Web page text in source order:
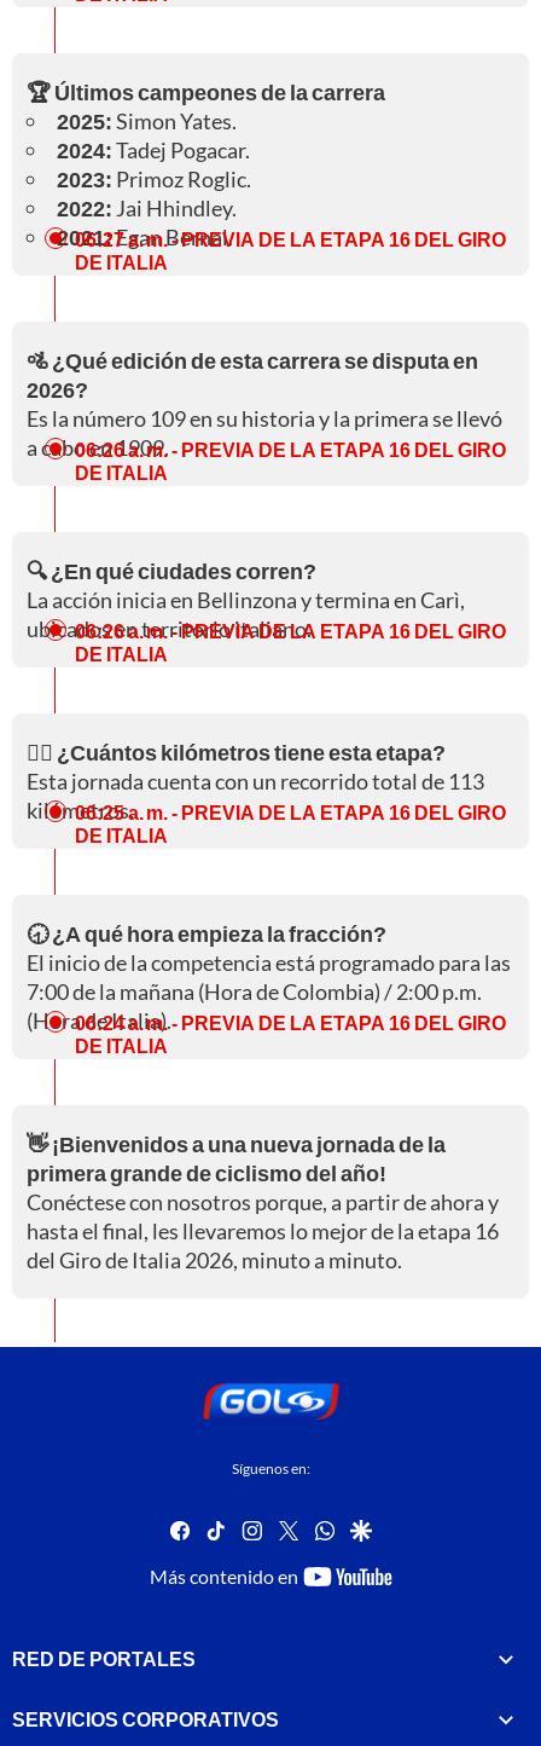
🏆 Últimos campeones de la carrera
2025:Simon Yates.
2024:Tadej Pogacar.
2023: Primoz Roglic.
2022: Jai Hhindley.
2021:Egan Bernal.
06:27 a. m.- PREVIA DE LA ETAPA 16 DEL GIRO
DE ITALIA
🚵 ¿Qué edición de esta carrera se disputa en
2026?
Es la número 109 en su historia y la primera se llevó
a cabo en 1909.
06:26 a. m.- PREVIA DE LA ETAPA 16 DEL GIRO
DE ITALIA
🔍 ¿En qué ciudades corren?
La acción inicia en Bellinzona y termina en Carì,
ubicados en territorio italiano.
06:26 a. m.- PREVIA DE LA ETAPA 16 DEL GIRO
DE ITALIA
🚵‍♀️ ¿Cuántos kilómetros tiene esta etapa?
Esta jornada cuenta con un recorrido total de 113
kilómetros.
06:25 a. m.- PREVIA DE LA ETAPA 16 DEL GIRO
DE ITALIA
🕣 ¿A qué hora empieza la fracción?
El inicio de la competencia está programado para las
7:00 de la mañana (Hora de Colombia) / 2:00 p.m.
(Hora de Italia).
06:24 a. m.- PREVIA DE LA ETAPA 16 DEL GIRO
DE ITALIA
👋 ¡Bienvenidos a una nueva jornada de la
primera grande de ciclismo del año!
Conéctese con nosotros porque, a partir de ahora y
hasta el final, les llevaremos lo mejor de la etapa 16
del Giro de Italia 2026, minuto a minuto.
Síguenos en:
facebook
tiktok instagram
twitterwhatsapp
google
Más contenido en
youtube-
RED DE PORTALES
SERVICIOS CORPORATIVOS